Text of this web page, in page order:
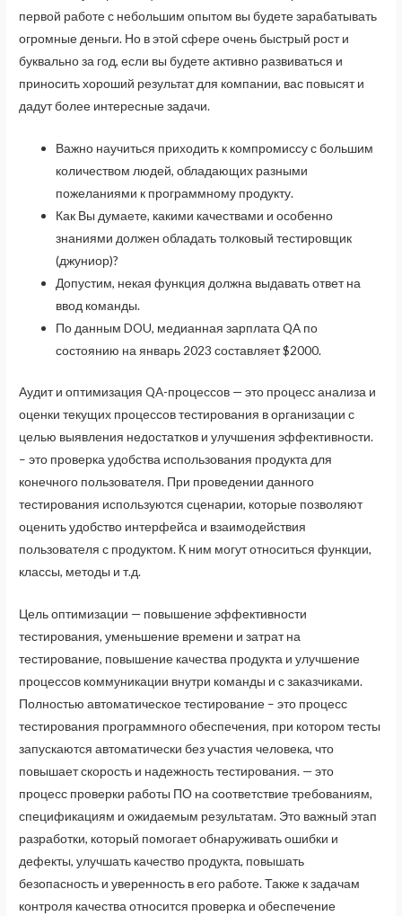
первой работе с небольшим опытом вы будете зарабатывать
огромные деньги. Но в этой сфере очень быстрый рост и
буквально за год, если вы будете активно развиваться и
приносить хороший результат для компании, вас повысят и
дадут более интересные задачи.
Важно научиться приходить к компромиссу с большим
количеством людей, обладающих разными
пожеланиями к программному продукту.
Как Вы думаете, какими качествами и особенно
знаниями должен обладать толковый тестировщик
(джуниор)?
Допустим, некая функция должна выдавать ответ на
ввод команды.
По данным DOU, медианная зарплата QA по
состоянию на январь 2023 составляет $2000.
Аудит и оптимизация QA-процессов — это процесс анализа и
оценки текущих процессов тестирования в организации с
целью выявления недостатков и улучшения эффективности.
– это проверка удобства использования продукта для
конечного пользователя. При проведении данного
тестирования используются сценарии, которые позволяют
оценить удобство интерфейса и взаимодействия
пользователя с продуктом. К ним могут относиться функции,
классы, методы и т.д.
Цель оптимизации — повышение эффективности
тестирования, уменьшение времени и затрат на
тестирование, повышение качества продукта и улучшение
процессов коммуникации внутри команды и с заказчиками.
Полностью автоматическое тестирование – это процесс
тестирования программного обеспечения, при котором тесты
запускаются автоматически без участия человека, что
повышает скорость и надежность тестирования. — это
процесс проверки работы ПО на соответствие требованиям,
спецификациям и ожидаемым результатам. Это важный этап
разработки, который помогает обнаруживать ошибки и
дефекты, улучшать качество продукта, повышать
безопасность и уверенность в его работе. Также к задачам
контроля качества относится проверка и обеспечение